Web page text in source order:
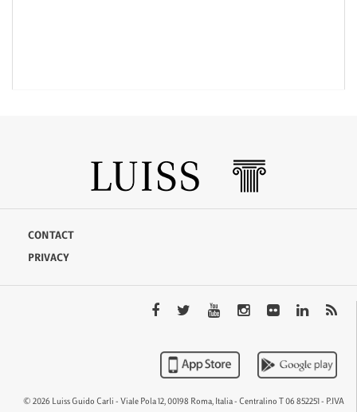
CONTACT
PRIVACY
© 2026 Luiss Guido Carli - Viale Pola 12, 00198 Roma, Italia - Centralino T 06 852251 - P.IVA